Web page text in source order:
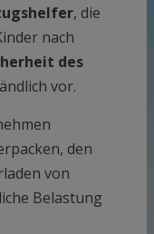
, die
nach
des
vor.
den
von
Belastung